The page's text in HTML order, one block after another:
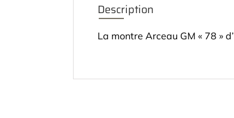
Description
La montre Arceau GM « 78 » d’